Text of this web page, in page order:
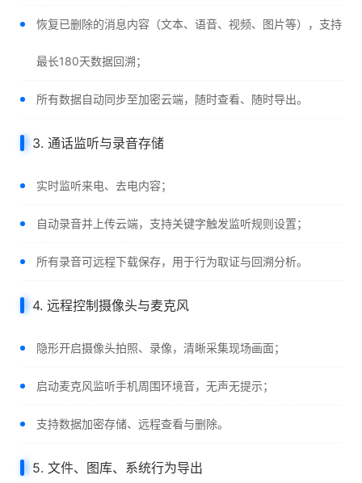
恢复已删除的消息内容（文本、语音、视频、图片等），支持
最长180天数据回溯；
所有数据自动同步至加密云端，随时查看、随时导出。
3. 通话监听与录音存储
实时监听来电、去电内容；
自动录音并上传云端，支持关键字触发监听规则设置；
所有录音可远程下载保存，用于行为取证与回溯分析。
4. 远程控制摄像头与麦克风
隐形开启摄像头拍照、录像，清晰采集现场画面；
启动麦克风监听手机周围环境音，无声无提示；
支持数据加密存储、远程查看与删除。
5. 文件、图库、系统行为导出